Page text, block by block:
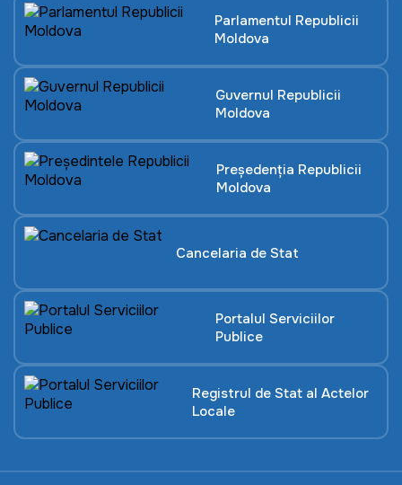
Parlamentul Republicii
Moldova
Guvernul Republicii
Moldova
Președenția Republicii
Moldova
Cancelaria de Stat
Portalul Serviciilor
Publice
Registrul de Stat al Actelor
Locale